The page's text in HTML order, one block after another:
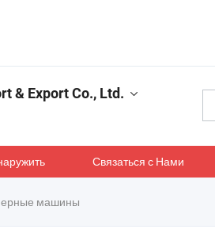
& Export Co., Ltd.
Связаться с Нами
машины